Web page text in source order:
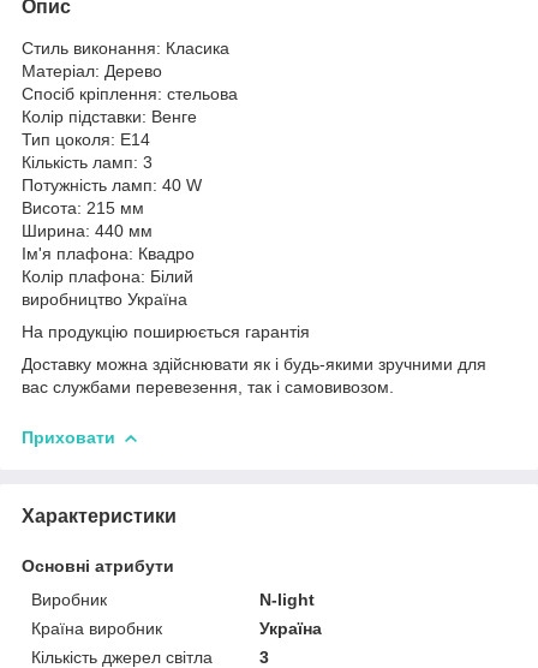
Опис
Стиль виконання: Класика
Матеріал: Дерево
Спосіб кріплення: стельова
Колір підставки: Венге
Тип цоколя: E14
Кількість ламп: 3
Потужність ламп: 40 W
Висота: 215 мм
Ширина: 440 мм
Ім'я плафона: Квадро
Колір плафона: Білий
виробництво Україна
На продукцію поширюється гарантія
Доставку можна здійснювати як і будь-якими зручними для
вас службами перевезення, так і самовивозом.
Приховати
Характеристики
Основні атрибути
Виробник
N-light
Країна виробник
Україна
Кількість джерел світла
3